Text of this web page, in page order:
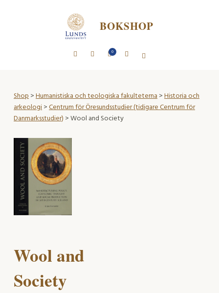
BOKSHOP
0
Shop>Humanistiska och teologiska fakulteterna>Historia och
arkeologi>Centrum för Öresundsstudier (tidigare Centrum för
Danmarksstudier) > Wool and Society
Wool and
Society